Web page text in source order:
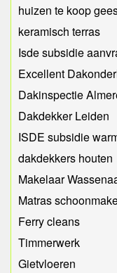
huizen te koop
keramisch terras
Isde subsidie
Excellent
Dakinspectie
Dakdekker Leiden
ISDE subsidie
dakdekkers houten
Makelaar
Matras
Ferry cleans
Timmerwerk
Gietvloeren